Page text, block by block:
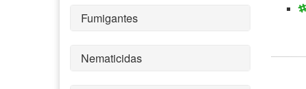
Fumigantes
Nematicidas